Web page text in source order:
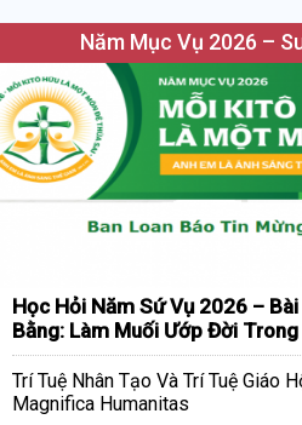
Năm Mục Vụ 2026 –
Học Hỏi Năm Sứ Vụ 2026 –
Bằng: Làm Muối Ướp Đời Trong
Trí Tuệ Nhân Tạo Và Trí Tuệ Giáo
Magnifica Humanitas